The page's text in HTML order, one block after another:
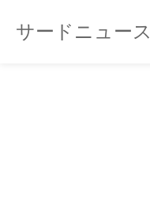
サードニュース